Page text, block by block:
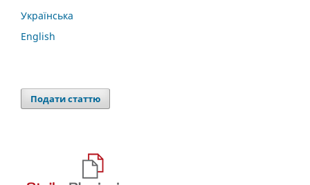
Українська
English
Подати статтю